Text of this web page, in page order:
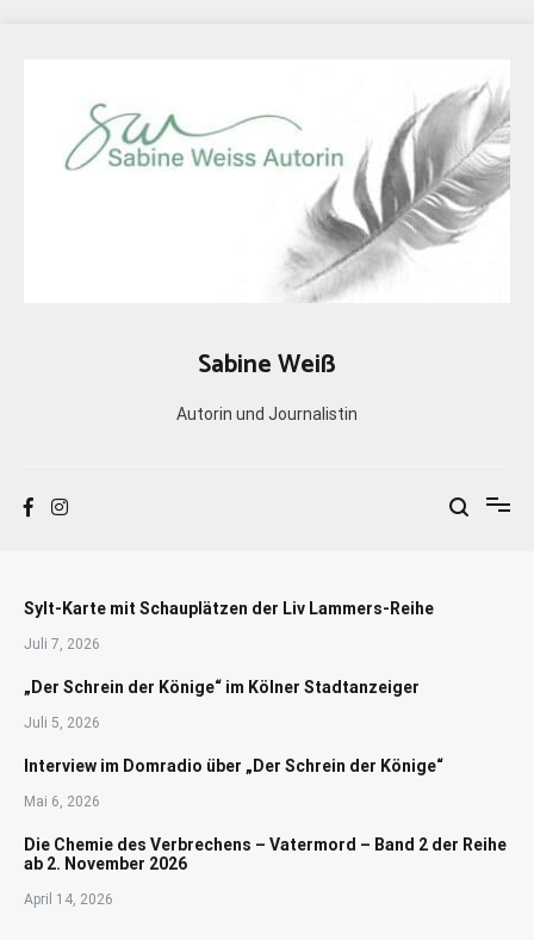
Sabine Weiß
Autorin und Journalistin
Sylt-Karte mit Schauplätzen der Liv Lammers-Reihe
Juli 7, 2026
„Der Schrein der Könige“ im Kölner Stadtanzeiger
Juli 5, 2026
Interview im Domradio über „Der Schrein der Könige“
Mai 6, 2026
Die Chemie des Verbrechens – Vatermord – Band 2 der Reihe
ab 2. November 2026
April 14, 2026